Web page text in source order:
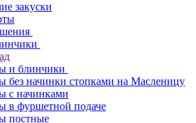
закуски
и блинчики
без начинки стопками на Масленицу
с начинками
в фуршетной подаче
постные